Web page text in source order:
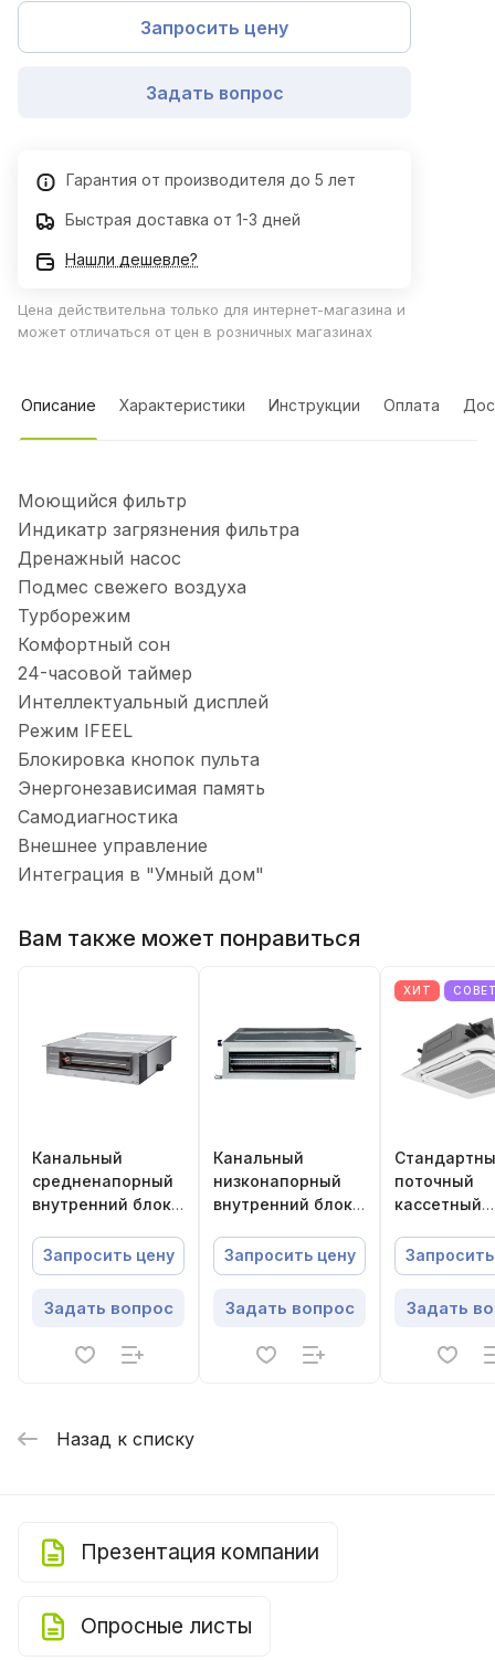
Запросить цену
Задать вопрос
Гарантия от производителя до 5 лет
Быстрая доставка от 1-3 дней
Нашли дешевле?
Цена действительна только для интернет-магазина и
может отличаться от цен в розничных магазинах
Описание Характеристики Инструкции Оплата
Моющийся фильтр
Индикатр загрязнения фильтра
Дренажный насос
Подмес свежего воздуха
Турборежим
Комфортный сон
24-часовой таймер
Интеллектуальный дисплей
Режим IFEEL
Блокировка кнопок пульта
Энергонезависимая память
Самодиагностика
Внешнее управление
Интеграция в "Умный дом"
Вам также может понравиться
Канальный
средненапорный
внутренний блок
SMZD18V2AI
Запросить цену
Задать вопрос
Канальный
низконапорный
внутренний блок
SMZDS15V2AI
Запросить цену
Задать вопрос
ХИТ
поточный
кассетный
VRF-систем
Energolux
Задать
Назад к списку
Презентация компании
Опросные листы